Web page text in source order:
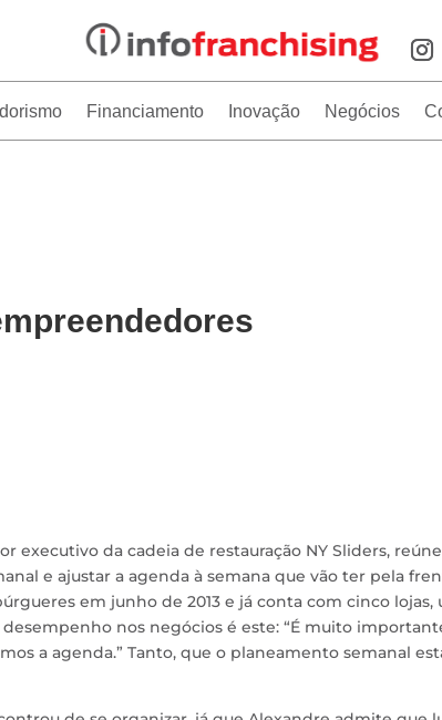
Financiamento Inovação Negócios
executivo da cadeia de restauração NY Sliders,
e ajustar a agenda à semana que vão ter pela
em junho de 2013 e já conta com cinco lojas,
nos negócios é este: “É muito
a agenda.” Tanto, que o planeamento semanal